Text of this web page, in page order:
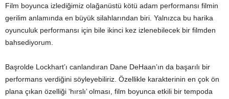
Film boyunca izlediğimiz olağanüstü kötü adam performansı filmin
gerilim anlamında en büyük silahlarından biri. Yalnızca bu harika
oyunculuk performansı için bile ikinci kez izlenebilecek bir filmden
bahsediyorum.
Başrolde Lockhart’ı canlandıran Dane DeHaan’ın da başarılı bir
performans verdiğini söyleyebiliriz. Özellikle karakterinin en çok ön
plana çıkan özelliği ‘hırslı’ olması, film boyunca etkili bir tempoda